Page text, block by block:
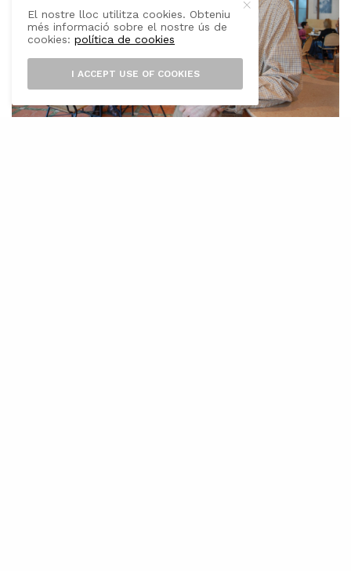
El nostre lloc utilitza cookies. Obteniu
més informació sobre el nostre ús de
cookies:política de cookies
I ACCEPT USE OF COOKIES